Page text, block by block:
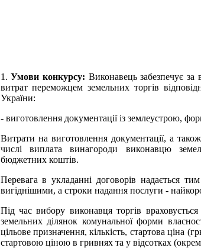
1.Умови конкурсу: Виконавець забезпечує
витрат переможцем земельних торгів
України:
- виготовлення документації із землеустрою,
Витрати на виготовлення документації, а також
числі виплата винагороди виконавцю
бюджетних коштів.
Перевага в укладанні договорів надається
вигіднішими, а строки надання послуги -
Під час вибору виконавця торгів
земельних ділянок комунальної форми
цільове призначення, кількість, стартова ціна
стартовою ціною в гривнях та у відсотках